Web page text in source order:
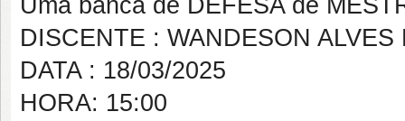
Uma banca de DEFESA de
DISCENTE : WANDESON ALVES
DATA : 18/03/2025
HORA: 15:00